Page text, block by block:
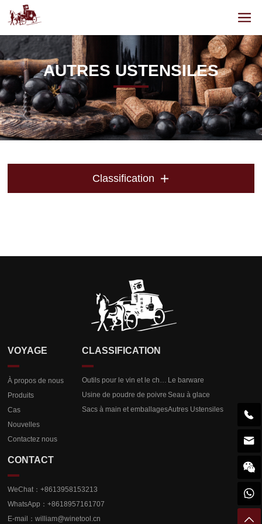
AUTRES USTENSILES
Classification 
VOYAGE
À propos de nous
Produits
Cas
Nouvelles
Contactez nous
CLASSIFICATION
Outils pour le vin et le champagne Le barware
Usine de poudre de poivre Seau à glace
Sacs à main et emballagesAutres Ustensiles
CONTACT
WeChat：+8613958153213
WhatsApp：+8618957161707
E-mail：william@winetool.cn




